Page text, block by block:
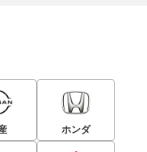
ホンダ